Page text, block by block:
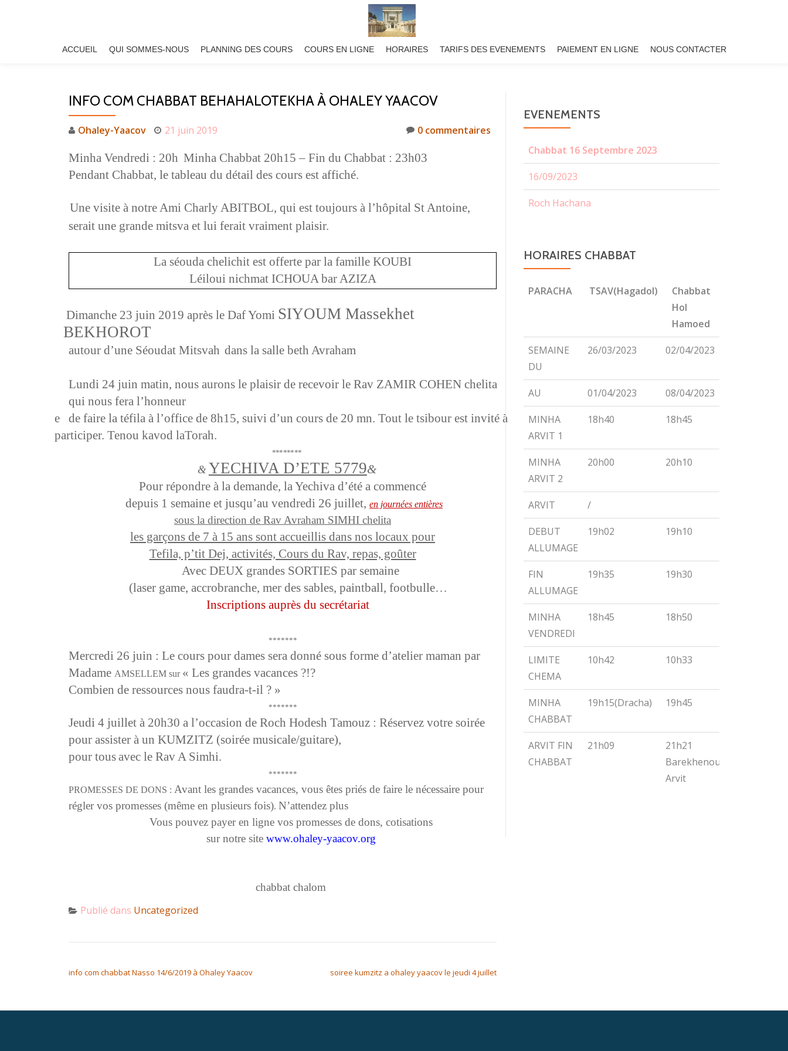
ACCUEIL QUI SOMMES-NOUS PLANNING DES COURS COURS EN LIGNE HORAIRES TARIFS DES EVENEMENTS PAIEMENT EN LIGNE NOUS CONTACTER
INFO COM CHABBAT BEHAHALOTEKHA À OHALEY YAACOV
Ohaley-Yaacov 21 juin 2019 0 commentaires
Minha Vendredi : 20h Minha Chabbat 20h15 – Fin du Chabbat : 23h03
Pendant Chabbat, le tableau du détail des cours est affiché.
Une visite à notre Ami Charly ABITBOL, qui est toujours à l’hôpital St Antoine,
serait une grande mitsva et lui ferait vraiment plaisir.
La séouda chelichit est offerte par la famille KOUBI
Léiloui nichmat ICHOUA bar AZIZA
Dimanche 23 juin 2019 après le Daf Yomi SIYOUM Massekhet
BEKHOROT
autour d’une Séoudat Mitsvah dans la salle beth Avraham
Lundi 24 juin matin, nous aurons le plaisir de recevoir le Rav ZAMIR COHEN chelita
qui nous fera l’honneur
e de faire la téfila à l’office de 8h15, suivi d’un cours de 20 mn. Tout le tsibour est invité à
participer. Tenou kavod laTorah.
********
& YECHIVA D’ETE 5779&
Pour répondre à la demande, la Yechiva d’été a commencé
depuis 1 semaine et jusqu’au vendredi 26 juillet, en journées entières
sous la direction de Rav Avraham SIMHI chelita
les garçons de 7 à 15 ans sont accueillis dans nos locaux pour
Tefila, p’tit Dej, activités, Cours du Rav, repas, goûter
Avec DEUX grandes SORTIES par semaine
(laser game, accrobranche, mer des sables, paintball, footbulle…
Inscriptions auprès du secrétariat
*******
Mercredi 26 juin : Le cours pour dames sera donné sous forme d’atelier maman par
Madame AMSELLEM sur « Les grandes vacances ?!?
Combien de ressources nous faudra-t-il ? »
*******
Jeudi 4 juillet à 20h30 a l’occasion de Roch Hodesh Tamouz : Réservez votre soirée
pour assister à un KUMZITZ (soirée musicale/guitare),
pour tousavec le Rav A Simhi.
*******
PROMESSES DE DONS : Avant les grandes vacances, vous êtes priés de faire le nécessaire pour
régler vos promesses (même en plusieurs fois). N’attendez plus
Vous pouvez payer en ligne vos promesses de dons, cotisations
sur notre site www.ohaley-yaacov.org
chabbat chalom
Publié dans Uncategorized
info com chabbat Nasso 14/6/2019 à Ohaley Yaacov soiree kumzitz a ohaley yaacov le jeudi 4 juillet
EVENEMENTS
Chabbat 16 Septembre 2023
16/09/2023
Roch Hachana
HORAIRES CHABBAT
PARACHA TSAV(Hagadol)
Chabbat
Hol
Hamoed
PARACHA TSAV(Hagadol)
Chabbat
Hamoed
SEMAINE
DU
26/03/2023 02/04/2023
AU 01/04/2023 08/04/2023
MINHA
ARVIT 1
18h40 18h45
MINHA
ARVIT 2
20h00 20h10
ARVIT /
DEBUT
ALLUMAGE
19h02 19h10
FIN
ALLUMAGE
19h35 19h30
MINHA
VENDREDI
18h45 18h50
LIMITE
CHEMA
10h42 10h33
MINHA
CHABBAT
19h15(Dracha) 19h45
ARVIT FIN
CHABBAT
21h09
21h21
Barekhenou
Arvit